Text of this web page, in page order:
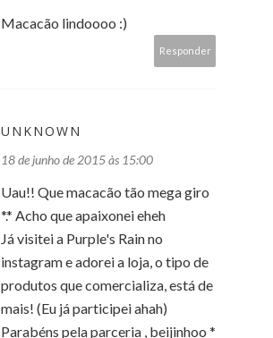
Macacão lindoooo :)
Responder
UNKNOWN
18 de junho de 2015 às 15:00
Uau!! Que macacão tão mega giro
*.* Acho que apaixonei eheh
Já visitei a Purple's Rain no
instagram e adorei a loja, o tipo de
produtos que comercializa, está de
mais! (Eu já participei ahah)
Parabéns pela parceria , beijinhoo *